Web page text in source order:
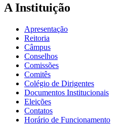
A Instituição
Apresentação
Reitoria
Câmpus
Conselhos
Comissões
Comitês
Colégio de Dirigentes
Documentos Institucionais
Eleições
Contatos
Horário de Funcionamento